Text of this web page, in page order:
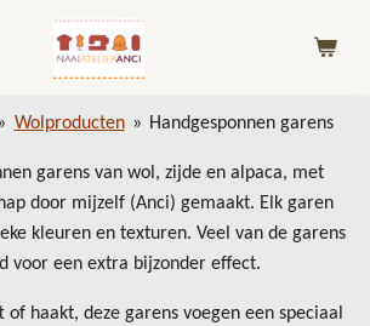
» Wolproducten » Handgesponnen garens
garens van wol, zijde en alpaca, met
door mijzelf (Anci) gemaakt. Elk garen
kleuren en texturen. Veel van de garens
voor een extra bijzonder effect.
haakt, deze garens voegen een speciaal